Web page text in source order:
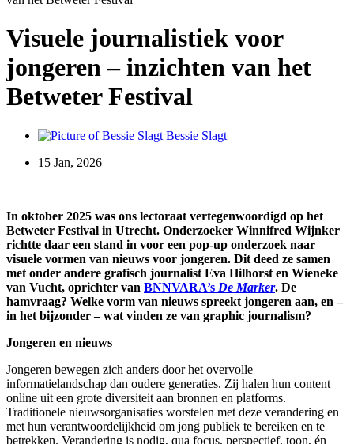
Visuele journalistiek voor
jongeren – inzichten van het
Betweter Festival
Bessie Slagt
15 Jan, 2026
In oktober 2025 was ons lectoraat vertegenwoordigd op het
Betweter Festival in Utrecht. Onderzoeker Winnifred Wijnker
richtte daar een stand in voor een pop-up onderzoek naar
visuele vormen van nieuws voor jongeren. Dit deed ze samen
met onder andere grafisch journalist Eva Hilhorst en Wieneke
van Vucht, oprichter van BNNVARA’s De Marker. De
hamvraag? Welke vorm van nieuws spreekt jongeren aan, en –
in het bijzonder – wat vinden ze van graphic journalism?
Jongeren en nieuws
Jongeren bewegen zich anders door het overvolle
informatielandschap dan oudere generaties. Zij halen hun content
online uit een grote diversiteit aan bronnen en platforms.
Traditionele nieuwsorganisaties worstelen met deze verandering en
met hun verantwoordelijkheid om jong publiek te bereiken en te
betrekken. Verandering is nodig, qua focus, perspectief, toon, én